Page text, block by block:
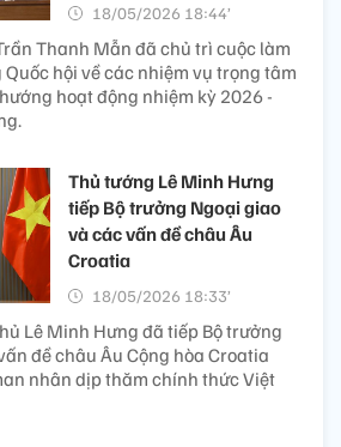
18/05/2026 18:44’
Thanh Mẫn đã chủ trì cuộc làm
hội về các nhiệm vụ trọng tâm
hoạt động nhiệm kỳ 2026 -
Thủ tướng Lê Minh Hưng
tiếp Bộ trưởng Ngoại giao
và các vấn đề châu Âu
Croatia
18/05/2026 18:33’
Lê Minh Hưng đã tiếp Bộ trưởng
đề châu Âu Cộng hòa Croatia
nhân dịp thăm chính thức Việt